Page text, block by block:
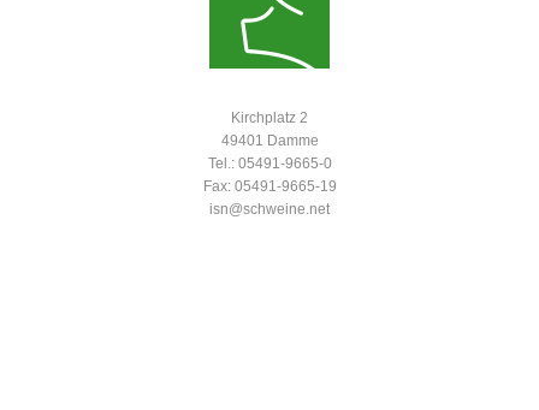
Kirchplatz 2
49401 Damme
Tel.: 05491-9665-0
Fax: 05491-9665-19
isn@schweine.net